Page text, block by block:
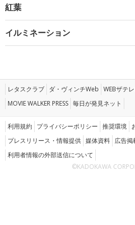
紅葉
イルミネーション
レタスクラブ ダ・ヴィンチWeb WEBザテ
MOVIE WALKER PRESS 毎日が発見ネット
利用規約 プライバシーポリシー 推奨環境
プレスリリース・情報提供 媒体資料 広告掲
利用者情報の外部送信について
©KADOKAWA